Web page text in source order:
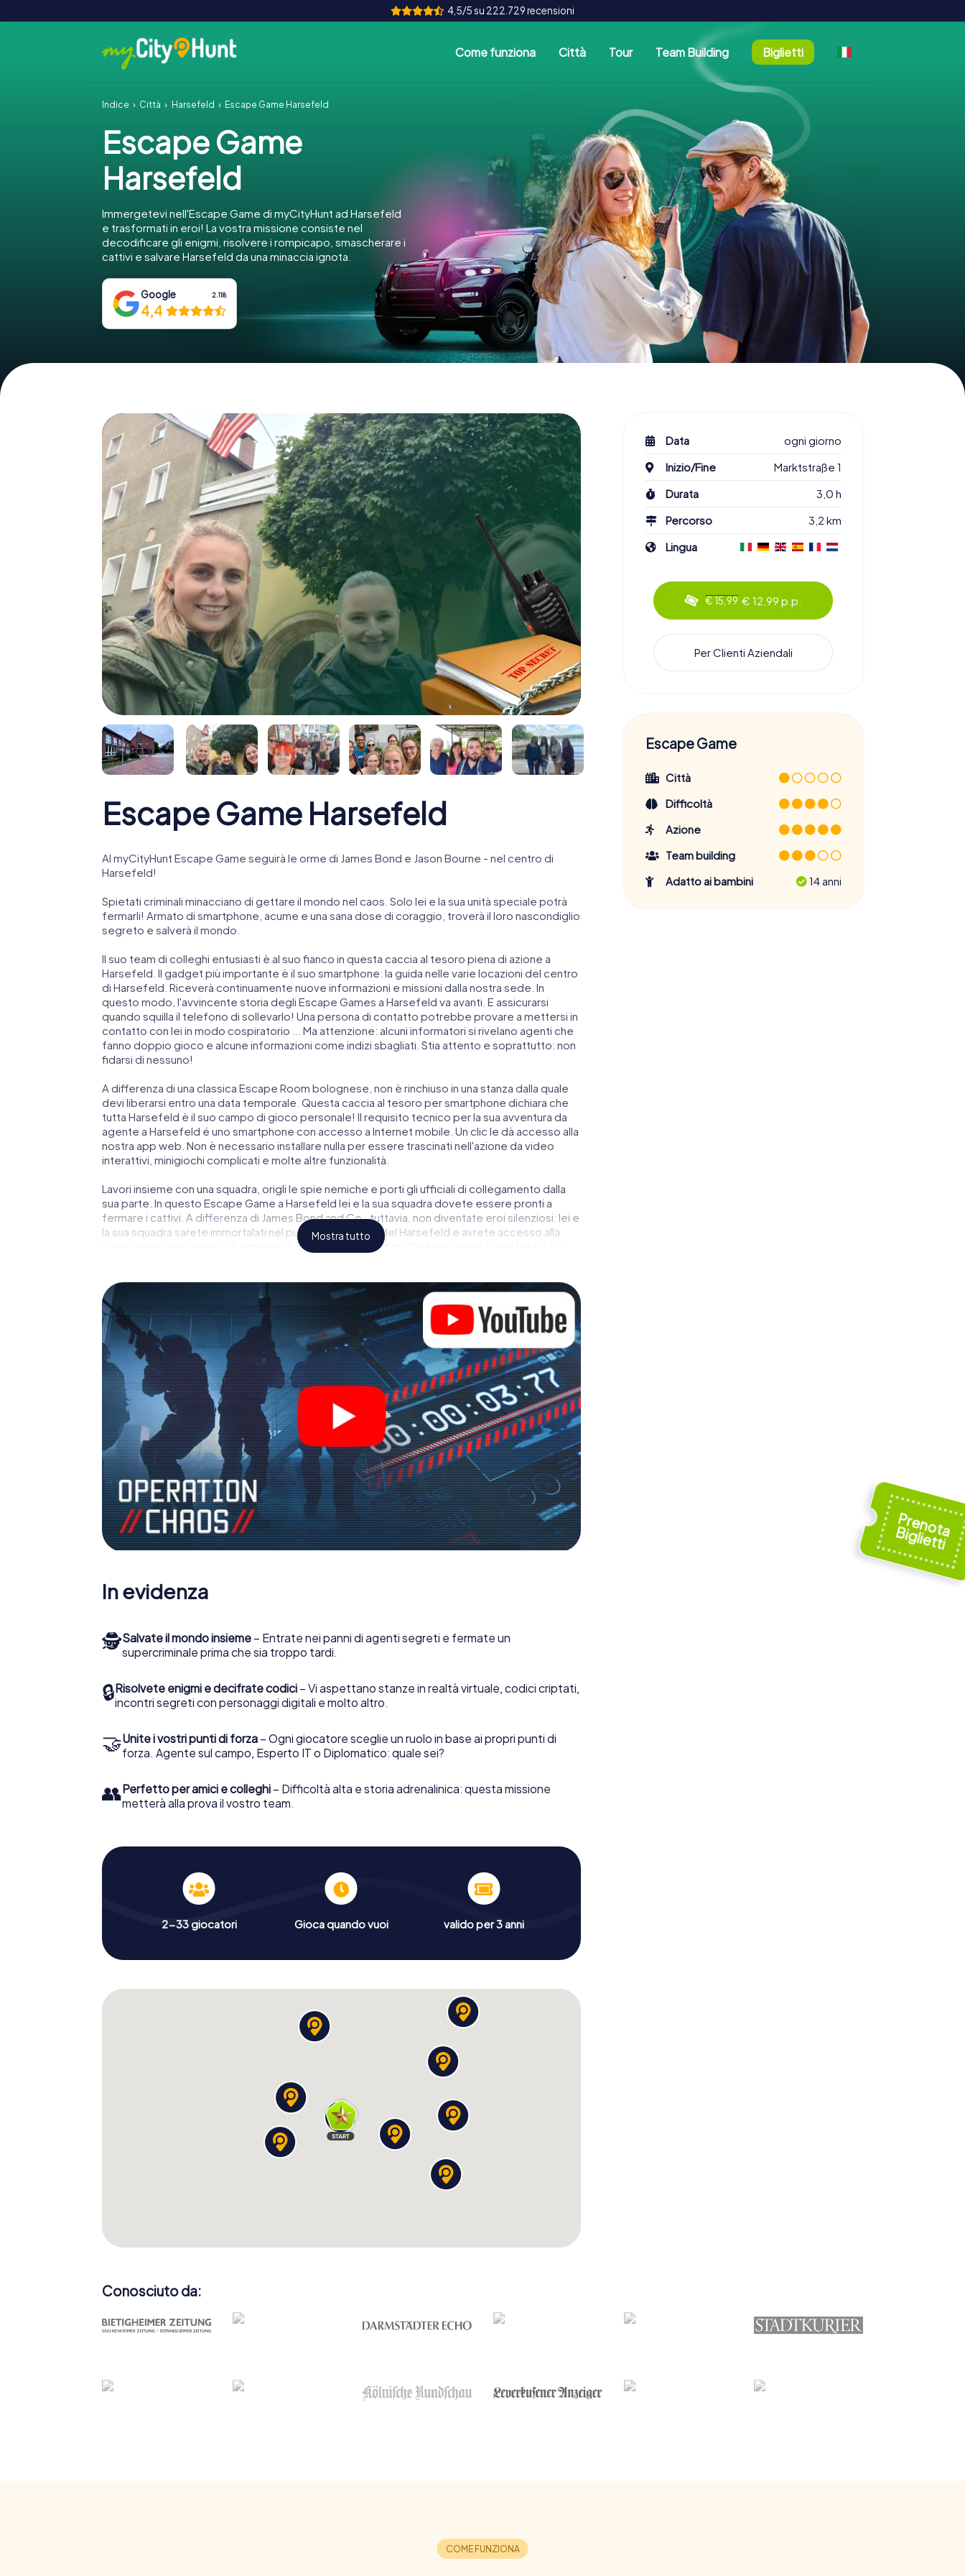
4,5/5 su 222.729 recensioni
Come funziona Città Tour Team Building Biglietti
Indice Città Harsefeld Escape Game Harsefeld
Escape Game
Harsefeld
Immergetevi nell'Escape Game di myCityHunt ad Harsefeld
e trasformati in eroi! La vostra missione consiste nel
decodificare gli enigmi, risolvere i rompicapo, smascherare i
cattivi e salvare Harsefeld da una minaccia ignota.
Google 2.118
4,4
Escape Game Harsefeld
Al myCityHunt Escape Game seguirà le orme di James Bond e Jason Bourne - nel centro di
Harsefeld!
Spietati criminali minacciano di gettare il mondo nel caos. Solo lei e la sua unità speciale potrà
fermarli! Armato di smartphone, acume e una sana dose di coraggio, troverà il loro nascondiglio
segreto e salverà il mondo.
Il suo team di colleghi entusiasti è al suo fianco in questa caccia al tesoro piena di azione a
Harsefeld. Il gadget più importante è il suo smartphone: la guida nelle varie locazioni del centro
di Harsefeld. Riceverà continuamente nuove informazioni e missioni dalla nostra sede. In
questo modo, l'avvincente storia degli Escape Games a Harsefeld va avanti. E assicurarsi
quando squilla il telefono di sollevarlo! Una persona di contatto potrebbe provare a mettersi in
contatto con lei in modo cospiratorio ... Ma attenzione: alcuni informatori si rivelano agenti che
fanno doppio gioco e alcune informazioni come indizi sbagliati. Stia attento e soprattutto: non
fidarsi di nessuno!
A differenza di una classica Escape Room bolognese, non è rinchiuso in una stanza dalla quale
devi liberarsi entro una data temporale. Questa caccia al tesoro per smartphone dichiara che
tutta Harsefeld è il suo campo di gioco personale! Il requisito tecnico per la sua avventura da
agente a Harsefeld é uno smartphone con accesso a Internet mobile. Un clic le dà accesso alla
nostra app web. Non è necessario installare nulla per essere trascinati nell'azione da video
interattivi, minigiochi complicati e molte altre funzionalità.
Lavori insieme con una squadra, origli le spie nemiche e porti gli ufficiali di collegamento dalla
sua parte. In questo Escape Game a Harsefeld lei e la sua squadra dovete essere pronti a
fermare i cattivi. A differenza di James Bond and Co., tuttavia, non diventate eroi silenziosi: lei e
la sua squadra sarete immortalati nel punteggio più alto del Harsefeld e avrete accesso alla
vostra personale galleria di immagini. Il gioco di Escape di myCityHunt rende Harsefeld, il suo
Mostra tutto
In evidenza
🕵Salvate il mondo insieme – Entrate nei panni di agenti segreti e fermate un
supercriminale prima che sia troppo tardi.
🔒Risolvete enigmi e decifrate codici – Vi aspettano stanze in realtà virtuale, codici criptati,
incontri segreti con personaggi digitali e molto altro.
🤝Unite i vostri punti di forza – Ogni giocatore sceglie un ruolo in base ai propri punti di
forza. Agente sul campo, Esperto IT o Diplomatico: quale sei?
👥Perfetto per amici e colleghi – Difficoltà alta e storia adrenalinica: questa missione
metterà alla prova il vostro team.
2-33 giocatori Gioca quando vuoi valido per 3 anni
Data
ogni giorno
Inizio/Fine
Marktstraße 1
Durata
3,0 h
Percorso
3,2 km
Lingua
€ 15,99 € 12,99 p.p.
Per Clienti Aziendali
Escape Game
Città
Difficoltà
Azione
Team building
Adatto ai bambini
14 anni
Conosciuto da: